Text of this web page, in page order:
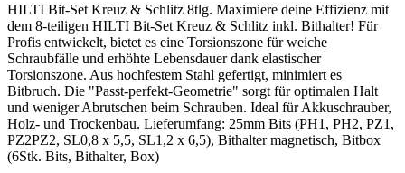
HILTI Bit-Set Kreuz & Schlitz 8tlg. Maximiere deine Effizienz mit
dem 8-teiligen HILTI Bit-Set Kreuz & Schlitz inkl. Bithalter! Für
Profis entwickelt, bietet es eine Torsionszone für weiche
Schraubfälle und erhöhte Lebensdauer dank elastischer
Torsionszone. Aus hochfestem Stahl gefertigt, minimiert es
Bitbruch. Die "Passt-perfekt-Geometrie" sorgt für optimalen Halt
und weniger Abrutschen beim Schrauben. Ideal für Akkuschrauber,
Holz- und Trockenbau. Lieferumfang: 25mm Bits (PH1, PH2, PZ1,
PZ2PZ2, SL0,8 x 5,5, SL1,2 x 6,5), Bithalter magnetisch, Bitbox
(6Stk. Bits, Bithalter, Box)